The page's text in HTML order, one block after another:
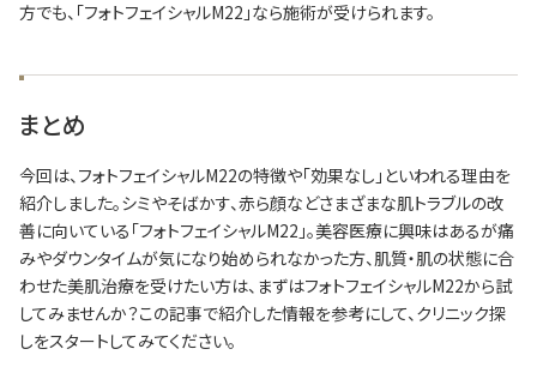
方でも、「フォトフェイシャルM22」なら施術が受けられます。
まとめ
今回は、フォトフェイシャルM22の特徴や「効果なし」といわれる理由を
紹介しました。シミやそばかす、赤ら顔などさまざまな肌トラブルの改
善に向いている「フォトフェイシャルM22」。美容医療に興味はあるが痛
みやダウンタイムが気になり始められなかった方、肌質・肌の状態に合
わせた美肌治療を受けたい方は、まずはフォトフェイシャルM22から試
してみませんか？この記事で紹介した情報を参考にして、クリニック探
しをスタートしてみてください。